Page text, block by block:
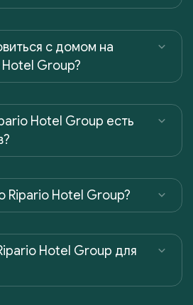
с домом на
Hotel Group?
Hotel Group есть
Ripario Hotel Group?
Hotel Group для